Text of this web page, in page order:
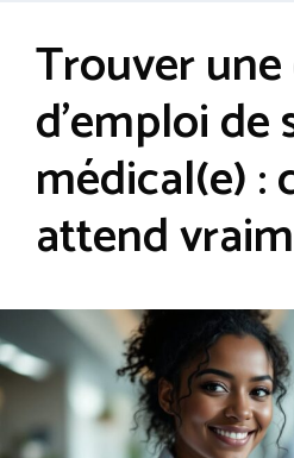
Trouver
d’emploi
médical(e) :
attend